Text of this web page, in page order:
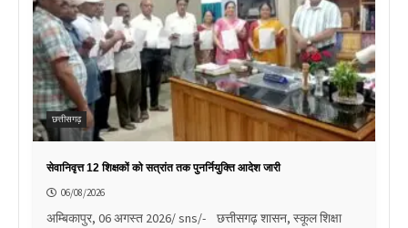
छत्तीसगढ़
सेवानिवृत्त 12 शिक्षकों को सत्रांत तक पुनर्नियुक्ति आदेश जारी
06/08/2026
अम्बिकापुर, 06 अगस्त 2026/ sns/- छत्तीसगढ़ शासन, स्कूल शिक्षा